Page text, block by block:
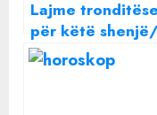
Lajme tronditëse
për këtë shenjë/
Ky është
horoskopi për